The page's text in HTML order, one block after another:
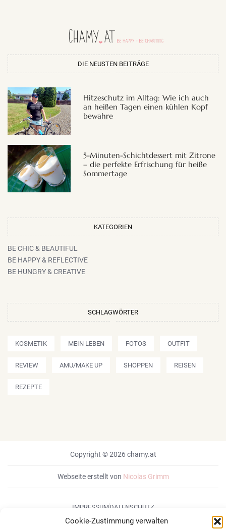
Cookie-Zustimmung verwalten
DIE NEUSTEN BEITRÄGE
Hitzeschutz im Alltag: Wie ich auch
an heißen Tagen einen kühlen Kopf
bewahre
5-Minuten-Schichtdessert mit Zitrone
– die perfekte Erfrischung für heiße
Sommertage
KATEGORIEN
BE CHIC & BEAUTIFUL
BE HAPPY & REFLECTIVE
BE HUNGRY & CREATIVE
SCHLAGWÖRTER
KOSMETIK MEIN LEBEN FOTOS OUTFIT
REVIEW AMU/MAKE UP SHOPPEN REISEN
REZEPTE
Copyright © 2026 chamy.at
Webseite erstellt von Nicolas Grimm
IMPRESSUMDATENSCHUTZ